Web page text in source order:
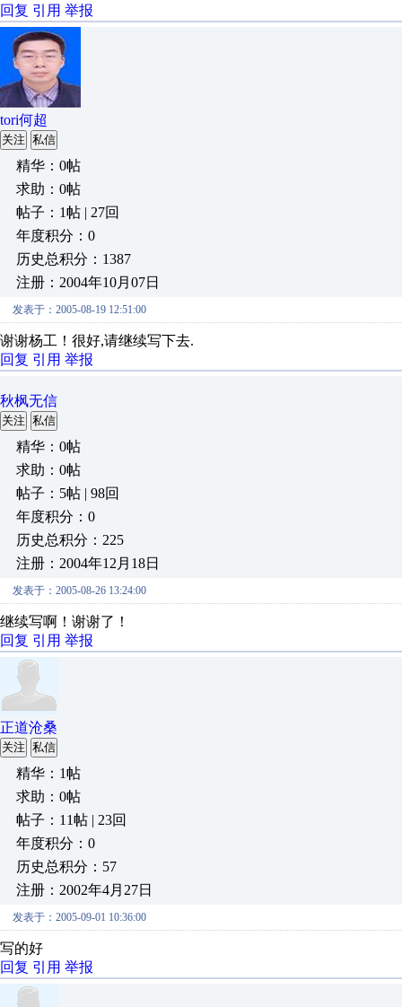
回复 引用 举报
tori何超
关注 私信
精华：0帖
求助：0帖
帖子：1帖 | 27回
年度积分：0
历史总积分：1387
注册：2004年10月07日
发表于：2005-08-19 12:51:00
谢谢杨工！很好,请继续写下去.
回复 引用 举报
秋枫无信
关注 私信
精华：0帖
求助：0帖
帖子：5帖 | 98回
年度积分：0
历史总积分：225
注册：2004年12月18日
发表于：2005-08-26 13:24:00
继续写啊！谢谢了！
回复 引用 举报
正道沧桑
关注 私信
精华：1帖
求助：0帖
帖子：11帖 | 23回
年度积分：0
历史总积分：57
注册：2002年4月27日
发表于：2005-09-01 10:36:00
写的好
回复 引用 举报